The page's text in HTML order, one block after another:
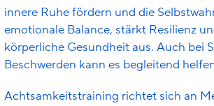
Atemgymnastik /
Autogenes Training
Beckenbodengymnastik
EMS-Training
innere Ruhe fördern und die
emotionale Balance, stärkt Resilienz
körperliche Gesundheit aus. Auch bei
Beschwerden kann es begleitend
Achtsamkeitstraining richtet sich an